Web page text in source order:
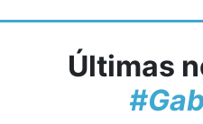
Últimas